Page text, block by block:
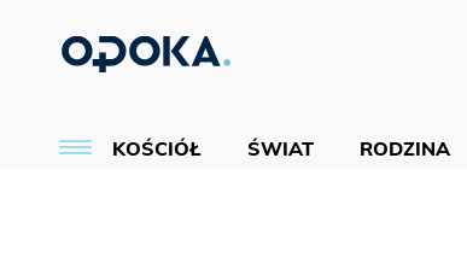
KOŚCIÓŁ ŚWIAT RODZINA